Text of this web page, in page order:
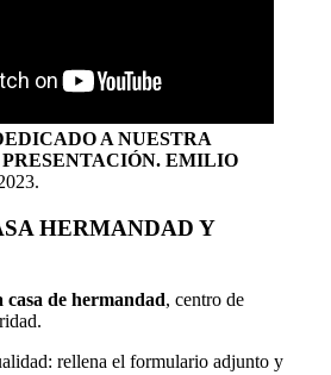
A NUESTRA
EMILIO
HERMANDAD Y
casa de hermandad, centro de
rellena el formulario adjunto y